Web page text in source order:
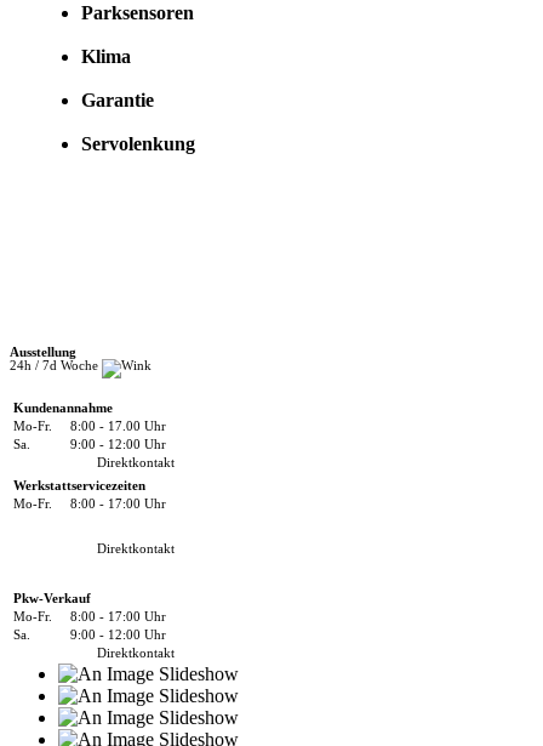
Parksensoren
Klima
Garantie
Servolenkung
Ausstellung
24h / 7d Woche
Kundenannahme
Mo-Fr.
8:00 - 17.00 Uhr
Sa.
9:00 - 12:00 Uhr
Direktkontakt
Werkstattservicezeiten
Mo-Fr.
8:00 - 17:00 Uhr
Direktkontakt
Pkw-Verkauf
Mo-Fr.
8:00 - 17:00 Uhr
Sa.
9:00 - 12:00 Uhr
Direktkontakt